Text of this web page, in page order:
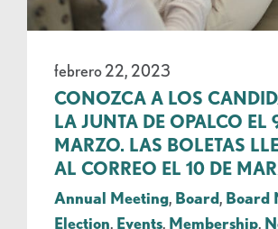
febrero 22, 2023
CONOZCA A LOS
LA JUNTA DE OPALCO EL
MARZO. LAS BOLETAS
AL CORREO EL 10 DE
Annual Meeting, Board, Board
Election, Events, Membership,